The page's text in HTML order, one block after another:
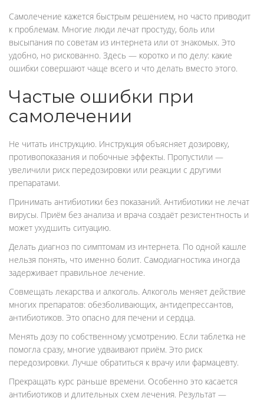
Самолечение кажется быстрым решением, но часто приводит
к проблемам. Многие люди лечат простуду, боль или
высыпания по советам из интернета или от знакомых. Это
удобно, но рискованно. Здесь — коротко и по делу: какие
ошибки совершают чаще всего и что делать вместо этого.
Частые ошибки при
самолечении
Не читать инструкцию. Инструкция объясняет дозировку,
противопоказания и побочные эффекты. Пропустили —
увеличили риск передозировки или реакции с другими
препаратами.
Принимать антибиотики без показаний. Антибиотики не лечат
вирусы. Приём без анализа и врача создаёт резистентность и
может ухудшить ситуацию.
Делать диагноз по симптомам из интернета. По одной кашле
нельзя понять, что именно болит. Самодиагностика иногда
задерживает правильное лечение.
Совмещать лекарства и алкоголь. Алкоголь меняет действие
многих препаратов: обезболивающих, антидепрессантов,
антибиотиков. Это опасно для печени и сердца.
Менять дозу по собственному усмотрению. Если таблетка не
помогла сразу, многие удваивают приём. Это риск
передозировки. Лучше обратиться к врачу или фармацевту.
Прекращать курс раньше времени. Особенно это касается
антибиотиков и длительных схем лечения. Результат —